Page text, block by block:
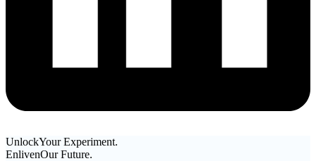
UnlockYour Experiment.
EnlivenOur Future.